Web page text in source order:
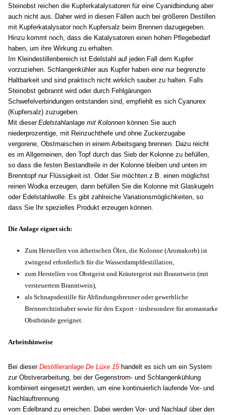
Steinobst reichen die Kupferkatalysatoren für eine Cyanidbindung aber
auch nicht aus. Daher wird in diesen Fällen auch bei größeren Destillen
mit Kupferkatalysator noch Kupfersalz beim Brennen dazugegeben.
Hinzu kommt noch, dass die Katalysatoren einen hohen Pflegebedarf
haben, um ihre Wirkung zu erhalten.
Im Kleindestillenbereich ist Edelstahl auf jeden Fall dem Kupfer
vorzuziehen. Schlangenkühler aus Kupfer haben eine nur begrenzte
Haltbarkeit und sind praktisch nicht wirklich sauber zu halten. Falls
Steinobst gebrannt wird oder durch Fehlgärungen
Schwefelverbindungen entstanden sind, empfiehlt es sich Cyanurex
(Kupfersalz) zuzugeben.
Mit dieser Edelstahlanlage mit Kolonnen können Sie auch
niederprozentige, mit Reinzuchthefe und ohne Zuckerzugabe
vergorene, Obstmaischen in einem Arbeitsgang brennen. Dazu reicht
es im Allgemeinen, den Topf durch das Sieb der Kolonne zu befüllen,
so dass die festen Bestandteile in der Kolonne bleiben und unten im
Brenntopf nur Flüssigkeit ist. Oder Sie möchten z.B. einen möglichst
reinen Wodka erzeugen, dann befüllen Sie die Kolonne mit Glaskugeln
oder Edelstahlwolle. Es gibt zahlreiche Variationsmöglichkeiten, so
dass Sie Ihr spezielles Produkt erzeugen können.
Die Anlage eignet sich:
Zum Herstellen von ätherischen Ölen, die Kolonne (Aromakorb) ist
zwingend erforderlich für die Wasserdampfdestillation,
zum Herstellen von Obstgeist und Kräutergeist mit Branntwein (mit
versteuertem Branntwein),
als Schnapsdestille für Abfindungsbrenner oder gewerbliche
Brennrechtinhaber sowie für den Export - insbesondere für aromastarke
Obstbrände geeignet.
Arbeitshinweise
Bei dieserDestillieranlage De Lúxe 15handelt es sich um ein System
zur Obstverarbeitung, bei der Gegenstrom- und Schlangenkühlung
kombiniert eingesetzt werden, um eine kontinuierlich laufende Vor- und
Nachlauftrennung
vom Edelbrand zu erreichen. Dabei werden Vor- und Nachlauf über den